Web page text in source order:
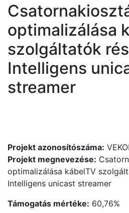
optimalizálása
szolgáltatók
Intelligens
streamer
Projekt azonosítószáma:
Projekt megnevezése:
optimalizálása kábelTV
Intelligens unicast streamer
Támogatás mértéke: 60,76%